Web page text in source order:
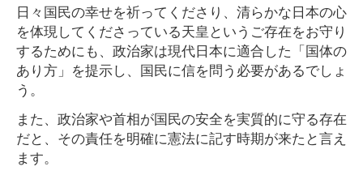
日々国民の幸せを祈ってくださり、清らかな日本の心
を体現してくださっている天皇というご存在をお守り
するためにも、政治家は現代日本に適合した「国体の
あり方」を提示し、国民に信を問う必要があるでしょ
う。
また、政治家や首相が国民の安全を実質的に守る存在
だと、その責任を明確に憲法に記す時期が来たと言え
ます。